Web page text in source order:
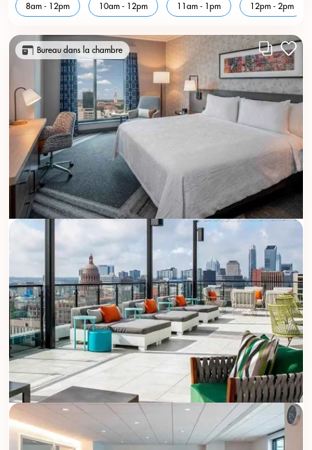
8am - 12pm 10am - 12pm 11am - 1pm 12pm - 2pm
Bureau dans la chambre